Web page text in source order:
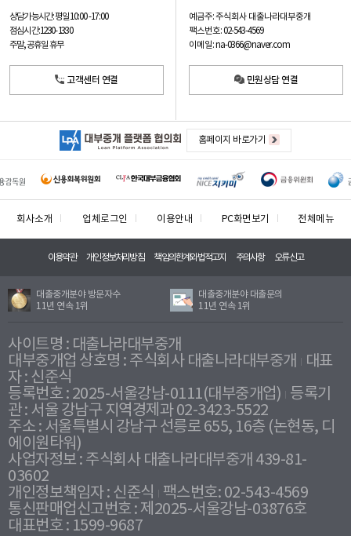
상담가능시간: 평일10:00 -17:00
점심시간: 12:30 - 13:30
주말, 공휴일 휴무
고객센터 연결
예금주: 주식회사 대출나라대부중개
팩스번호: 02-543-4569
이메일: na-0366@naver.com
민원상담 연결
홈페이지 바로가기
회사소개 업체로그인 이용안내 PC화면보기 전체메뉴
이용약관 개인정보처리방침 책임의한계와법적고지 주의사항 오류신고
대출중개분야 방문자수
11년 연속 1위
대출중개분야 대출문의
11년 연속 1위
사이트명 : 대출나라대부중개
대부중개업 상호명 : 주식회사 대출나라대부중개
대표
자 : 신준식
등록번호 : 2025-서울강남-0111(대부중개업) 등록기
관 : 서울 강남구 지역경제과 02-3423-5522
주소 : 서울특별시 강남구 선릉로 655, 16층 (논현동, 디
에이원타워)
사업자정보 : 주식회사 대출나라대부중개 439-81-
03602
개인정보책임자 : 신준식
팩스번호: 02-543-4569
통신판매업신고번호 : 제2025-서울강남-03876호
대표번호 : 1599-9687